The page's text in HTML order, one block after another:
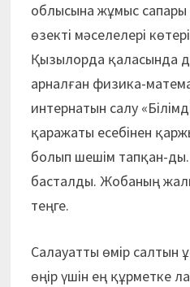
облысына жұмыс
өзекті мәселелері
Қызылорда қаласында
арналған физика-
интернатын салу
қаражаты есебінен
болып шешім тапқан-
басталды. Жобаның
теңге.
Салауатты өмір салтын
өңір үшін ең құрметке